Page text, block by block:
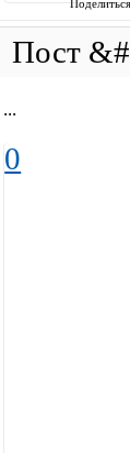
...
0